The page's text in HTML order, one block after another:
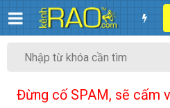
Đừng cố SPAM, sẽ cấm